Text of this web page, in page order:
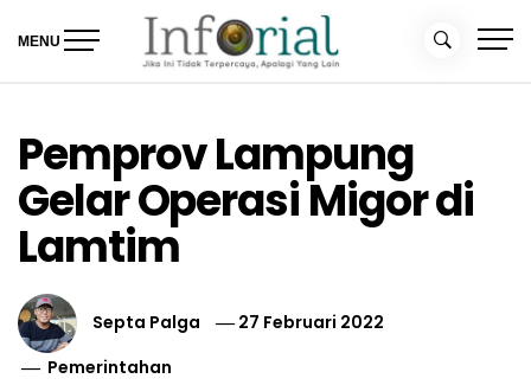
MENU
Pemprov Lampung
Gelar Operasi Migor di
Lamtim
Septa Palga
27 Februari 2022
Pemerintahan